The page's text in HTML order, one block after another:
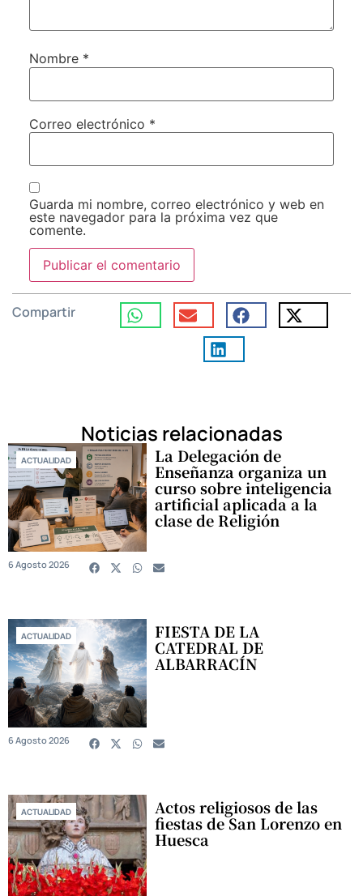
Nombre *
Correo electrónico *
Guarda mi nombre, correo electrónico y web en
este navegador para la próxima vez que
comente.
Compartir
Noticias relacionadas
ACTUALIDAD La Delegación de
Enseñanza organiza un
curso sobre inteligencia
artificial aplicada a la
clase de Religión
6 Agosto 2026
ACTUALIDAD FIESTA DE LA
CATEDRAL DE
ALBARRACÍN
6 Agosto 2026
ACTUALIDAD Actos religiosos de las
fiestas de San Lorenzo en
Huesca